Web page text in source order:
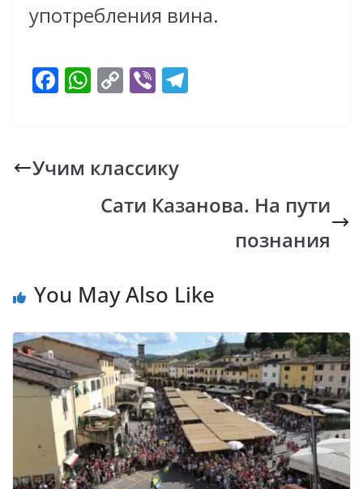
употребления вина.
F
b
o
W
s
A
p
C
y
Li
n
Vi
m
Учим классику
Сати Казанова. На пути
познания
You May Also Like